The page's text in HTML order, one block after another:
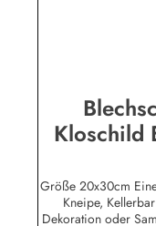
Kloschild
Größe 20x30cm
Kneipe,
Dekoration oder